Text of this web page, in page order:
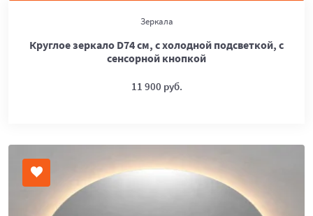
Зеркала
Круглое зеркало D74 см, с холодной подсветкой, с
сенсорной кнопкой
11 900 руб.